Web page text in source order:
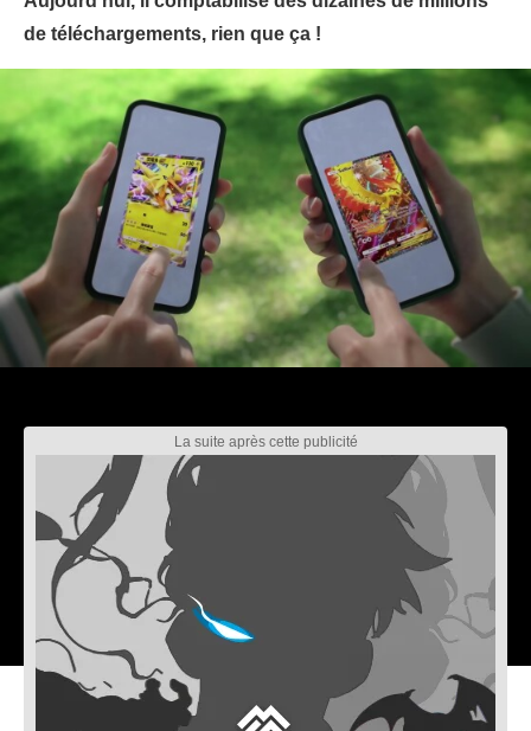
de téléchargements, rien que ça !